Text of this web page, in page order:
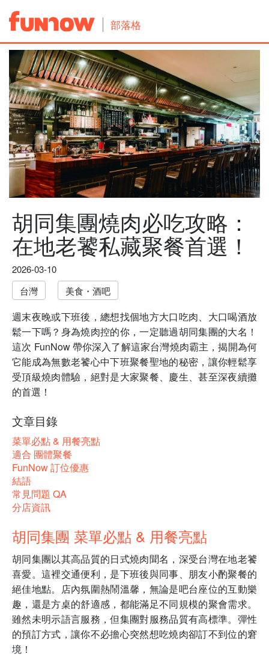
部落格
胡同集團燒肉必吃攻略：
在地老饕私藏聚餐首選！
2026-03-10
台灣
美食・酒吧
週末夜晚或下班後，總想找個地方大口吃肉、大口喝酒放
鬆一下嗎？身為燒肉控的你，一定聽過胡同集團的大名！
這次 FunNow 帶你深入了解這家台灣燒肉霸主，揭開為何
它能成為無數老饕心中下班聚餐聖地的秘密，讓你輕鬆享
受頂級燒肉體驗，絕對是大家聚餐、慶生、甚至深夜續攤
的首選！
文章目錄
菜單必點 & 用餐亮點
適合 團體聚餐
FunNow 訂位優惠
結語
常見問題 QA
分店資訊
胡同集團 菜單必點 & 用餐亮點
胡同集團以其高品質的日式燒肉聞名，深受台灣在地老饕
喜愛。這裡交通便利，是下班後與同事、朋友小酌聚餐的
絕佳地點。店內氛圍熱鬧溫馨，無論是吧台座位的互動樂
趣，還是方桌的舒適感，都能滿足不同規模的聚會需求。
雖然未明示語言服務，但集團對服務品質有高標準。彈性
的預訂方式，讓你不必擔心突然想吃燒肉卻訂不到位的窘
境！